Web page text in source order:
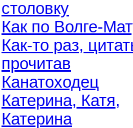
столовку
Как по Волге-
Как-то раз,
прочитав
Канатоходец
Катерина, Катя,
Катерина